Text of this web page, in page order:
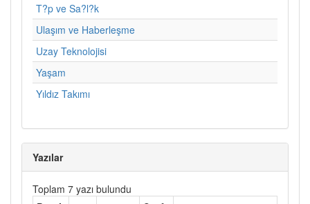
T?p ve Sa?l?k
Ulaşım ve Haberleşme
Uzay Teknolojisi
Yaşam
Yıldız Takımı
Yazılar
Toplam 7 yazı bulundu